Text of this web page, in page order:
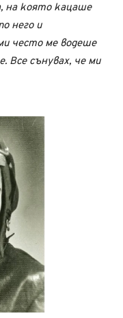
на която кацаше
него и
често ме водеше
Все сънувах, че ми